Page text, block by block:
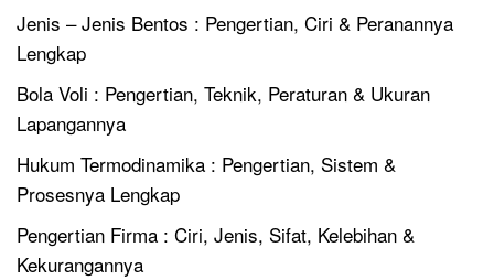
Jenis – Jenis Bentos : Pengertian, Ciri & Peranannya
Lengkap
Bola Voli : Pengertian, Teknik, Peraturan & Ukuran
Lapangannya
Hukum Termodinamika : Pengertian, Sistem &
Prosesnya Lengkap
Pengertian Firma : Ciri, Jenis, Sifat, Kelebihan &
Kekurangannya